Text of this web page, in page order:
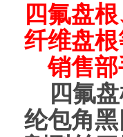
四氟盘
纤维盘
销售部
四氟
纶包角